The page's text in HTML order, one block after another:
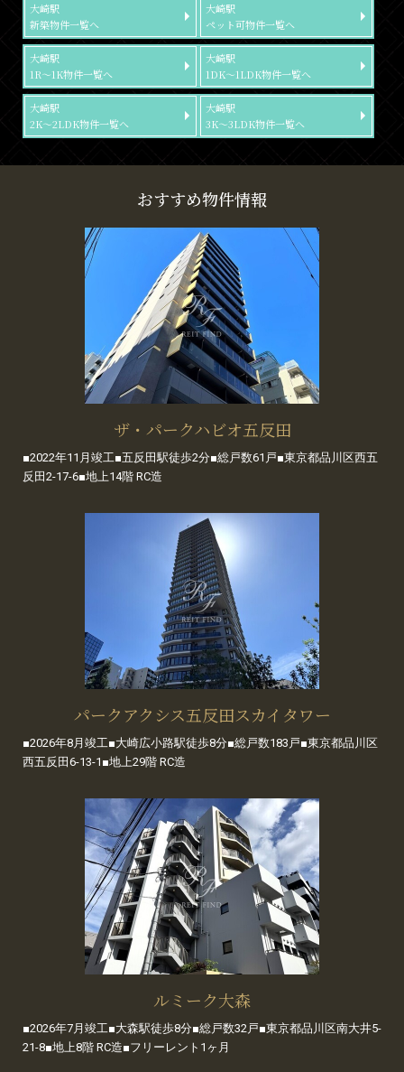
大崎駅
新築物件一覧へ
大崎駅
ペット可物件一覧へ
大崎駅
1R～1K物件一覧へ
大崎駅
1DK～1LDK物件一覧へ
大崎駅
2K～2LDK物件一覧へ
大崎駅
3K～3LDK物件一覧へ
おすすめ物件情報
ザ・パークハビオ五反田
■2022年11月竣工■五反田駅徒歩2分■総戸数61戸■東京都品川区西五
反田2-17-6■地上14階 RC造
パークアクシス五反田スカイタワー
■2026年8月竣工■大崎広小路駅徒歩8分■総戸数183戸■東京都品川区
西五反田6-13-1■地上29階 RC造
ルミーク大森
■2026年7月竣工■大森駅徒歩8分■総戸数32戸■東京都品川区南大井5-
21-8■地上8階 RC造■フリーレント1ヶ月